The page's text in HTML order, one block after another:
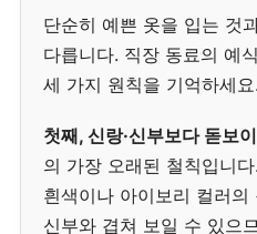
단순히 예쁜 옷을 입는 것
다릅니다. 직장 동료의 예
세 가지 원칙을 기억하세요.
첫째, 신랑·신부보다 돋보
의 가장 오래된 철칙입니
흰색이나 아이보리 컬러
신부와 겹쳐 보일 수 있으